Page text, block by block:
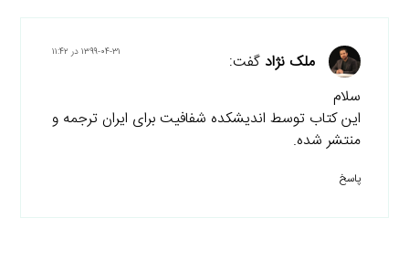
ملک نژاد گفت: ۱۳۹۹-۰۴-۳۱ در ۱۱:۴۲
سلام
این کتاب توسط اندیشکده شفافیت برای ایران ترجمه و
منتشر شده.
پاسخ